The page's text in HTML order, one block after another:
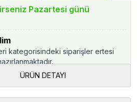
Pazartesi günü
kategorisindeki siparişler ertesi
ÜRÜN DETAYI